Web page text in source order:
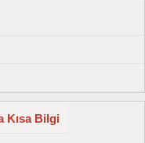
Kısa Bilgi